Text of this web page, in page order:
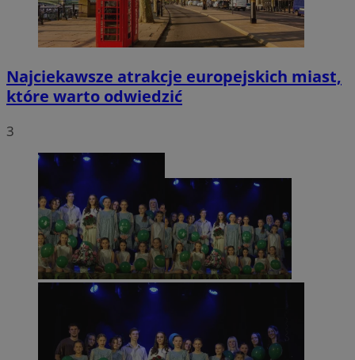
Najciekawsze atrakcje europejskich miast,
które warto odwiedzić
3